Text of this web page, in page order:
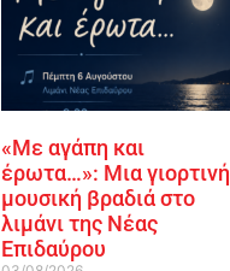
«Με αγάπη και
έρωτα…»: Μια γιορτινή
μουσική βραδιά στο
λιμάνι της Νέας
Επιδαύρου